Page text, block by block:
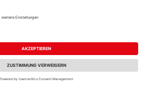
AGB
Barrierefreiheitserklärung